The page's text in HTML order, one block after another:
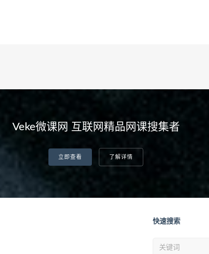
Veke微课网 互联网精品网课搜集者
立即查看 了解详情
快速搜索